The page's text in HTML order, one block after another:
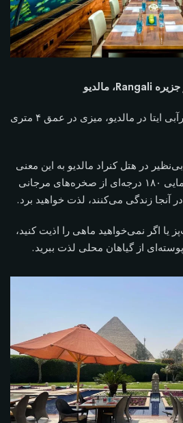
آیا می‌توانید در رستوران زیرآبی ایتا در مالدیو، میزی در عمق ۴ متری
در هتل کنراد مالدیو به این معنی
است که از منظره‌ای پانورامایی ۱۸۰ درجه‌ای از صخره‌های مرجانی
آنجا زندگی می‌کنند، لذت خواهید برد.
یا اگر نمی‌خواهید ماهی را اذیت کنید،
از گیاهان محلی لذت ببرید.